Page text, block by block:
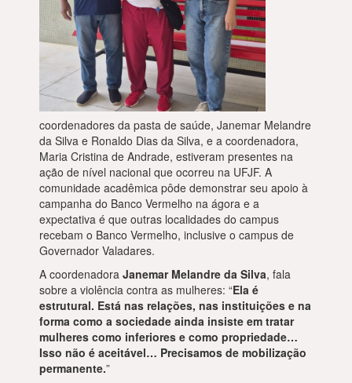
coordenadores da pasta de saúde, Janemar Melandre
da Silva e Ronaldo Dias da Silva, e a coordenadora,
Maria Cristina de Andrade, estiveram presentes na
ação de nível nacional que ocorreu na UFJF. A
comunidade acadêmica pôde demonstrar seu apoio à
campanha do Banco Vermelho na ágora e a
expectativa é que outras localidades do campus
recebam o Banco Vermelho, inclusive o campus de
Governador Valadares.
A coordenadora Janemar Melandre da Silva, fala
sobre a violência contra as mulheres: “Ela é
estrutural. Está nas relações, nas instituições e na
forma como a sociedade ainda insiste em tratar
mulheres como inferiores e como propriedade…
Isso não é aceitável… Precisamos de mobilização
permanente.”